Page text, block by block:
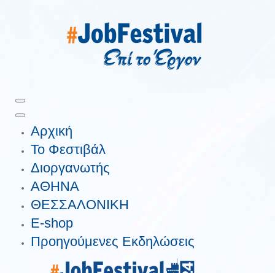
Αρχική
Το Φεστιβάλ
Διοργανωτής
ΑΘΗΝΑ
ΘΕΣΣΑΛΟΝΙΚΗ
E-shop
Προηγούμενες Εκδηλώσεις